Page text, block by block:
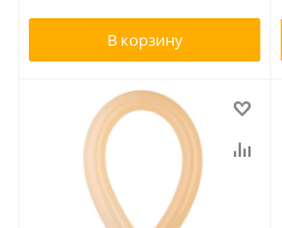
В корзину